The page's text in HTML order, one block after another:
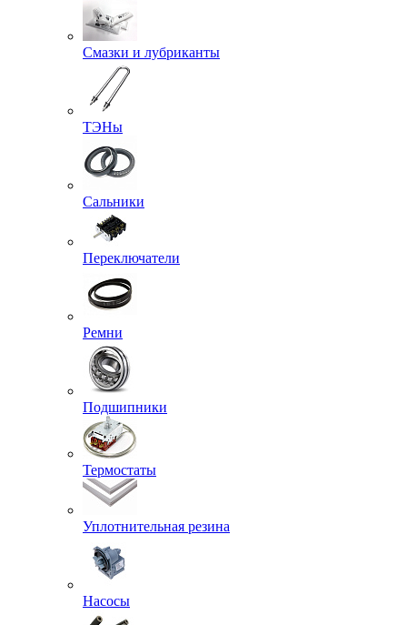
Смазки и лубриканты
ТЭНы
Сальники
Переключатели
Ремни
Подшипники
Термостаты
Уплотнительная резина
Насосы